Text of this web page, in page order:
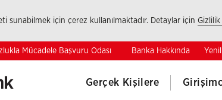
sunabilmek için çerez kullanılmaktadır. Detaylar için Gizlilik
Mücadele Başvuru Odası Banka Hakkında
Gerçek Kişilere